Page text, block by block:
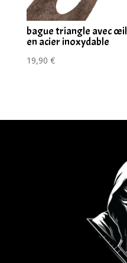
bague triangle avec œil
en acier inoxydable
19,90 €